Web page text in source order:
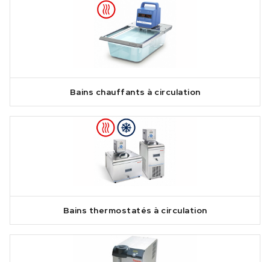
Bains chauffants à circulation
Bains thermostatés à circulation